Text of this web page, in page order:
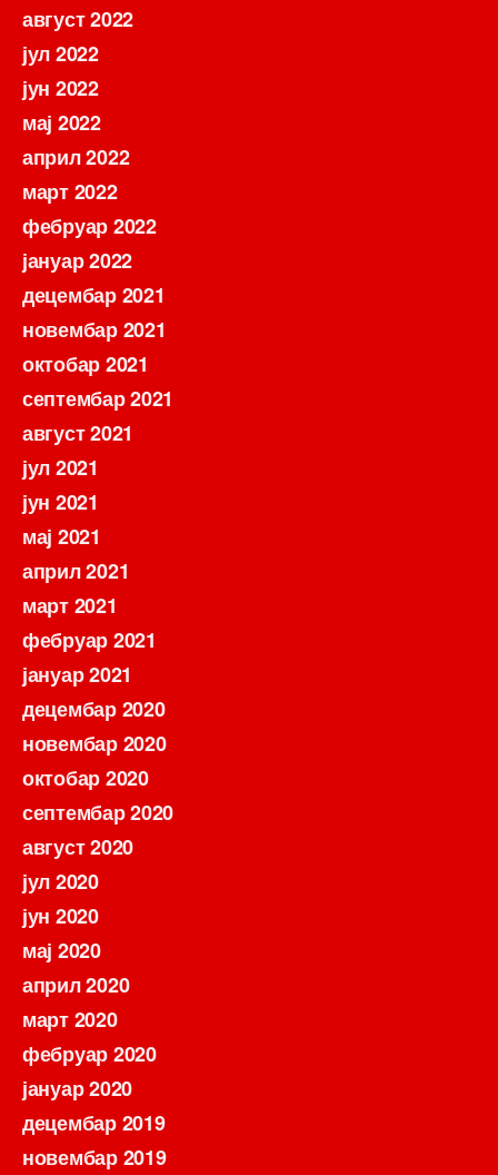
август 2022
јул 2022
јун 2022
мај 2022
април 2022
март 2022
фебруар 2022
јануар 2022
децембар 2021
новембар 2021
октобар 2021
септембар 2021
август 2021
јул 2021
јун 2021
мај 2021
април 2021
март 2021
фебруар 2021
јануар 2021
децембар 2020
новембар 2020
октобар 2020
септембар 2020
август 2020
јул 2020
јун 2020
мај 2020
април 2020
март 2020
фебруар 2020
јануар 2020
децембар 2019
новембар 2019